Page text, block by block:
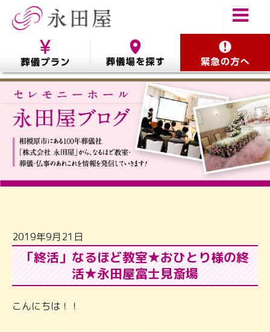
2019年9月21日
「終活」なるほど教室★おひとり様の終
活★永田屋富士見斎場
こんにちは！！